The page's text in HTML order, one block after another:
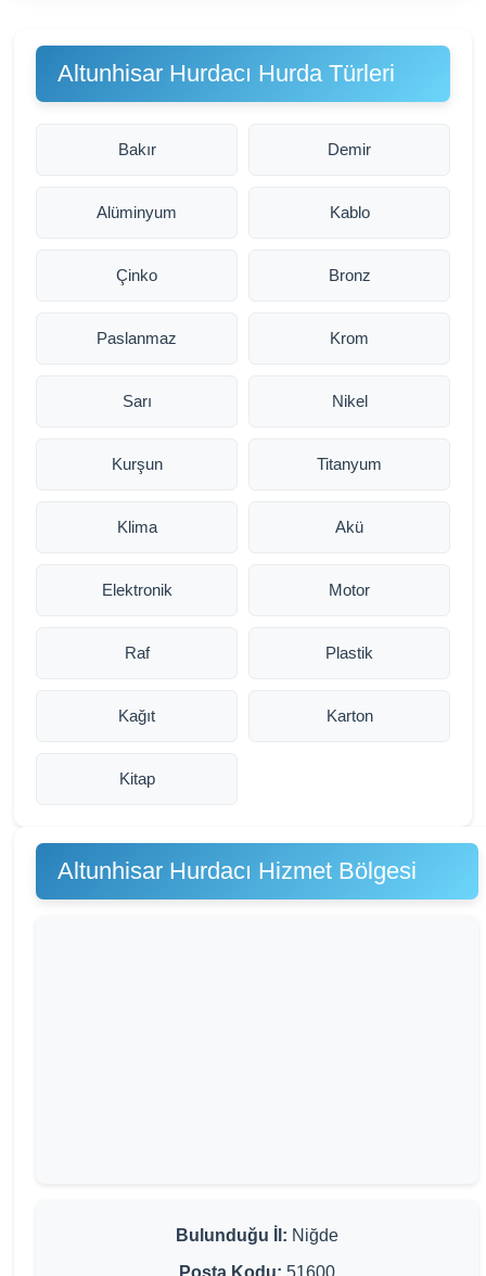
Altunhisar Hurdacı Hurda Türleri
Bakır Demir
Alüminyum Kablo
Çinko Bronz
Paslanmaz Krom
Sarı Nikel
Kurşun Titanyum
Klima Akü
Elektronik Motor
Raf Plastik
Kağıt Karton
Kitap
Altunhisar Hurdacı Hizmet Bölgesi
Bulunduğu İl: Niğde
Posta Kodu: 51600